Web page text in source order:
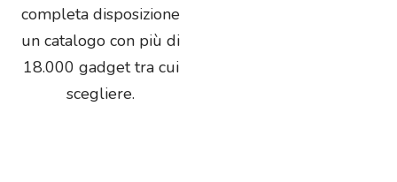
completa disposizione
un catalogo con più di
18.000 gadget tra cui
scegliere.